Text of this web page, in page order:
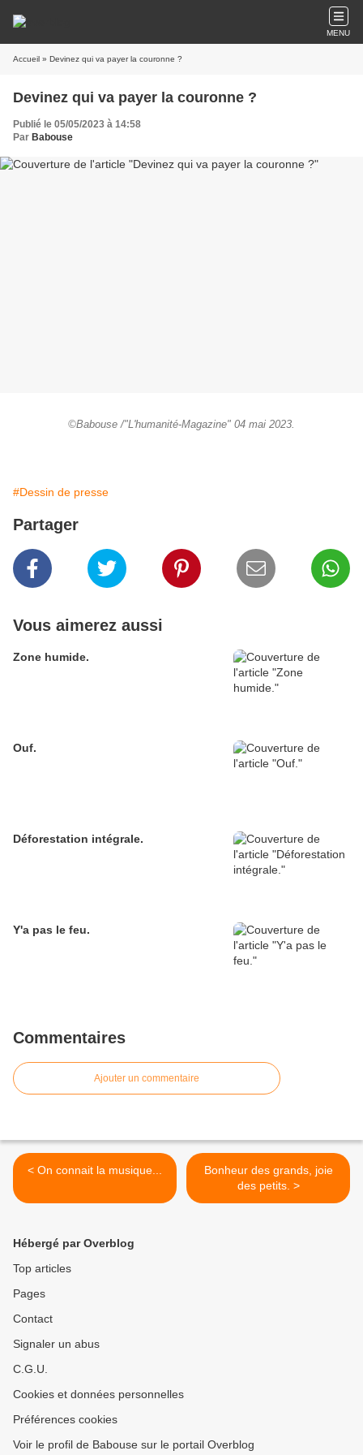
MENU
Accueil » Devinez qui va payer la couronne ?
Devinez qui va payer la couronne ?
Publié le 05/05/2023 à 14:58
Par Babouse
©Babouse /"L'humanité-Magazine" 04 mai 2023.
#Dessin de presse
Partager
Vous aimerez aussi
Zone humide.
Ouf.
Déforestation intégrale.
Y'a pas le feu.
Commentaires
Ajouter un commentaire
< On connait la musique...
Bonheur des grands, joie
des petits. >
Hébergé par Overblog
Top articles
Pages
Contact
Signaler un abus
C.G.U.
Cookies et données personnelles
Préférences cookies
Voir le profil de Babouse sur le portail Overblog